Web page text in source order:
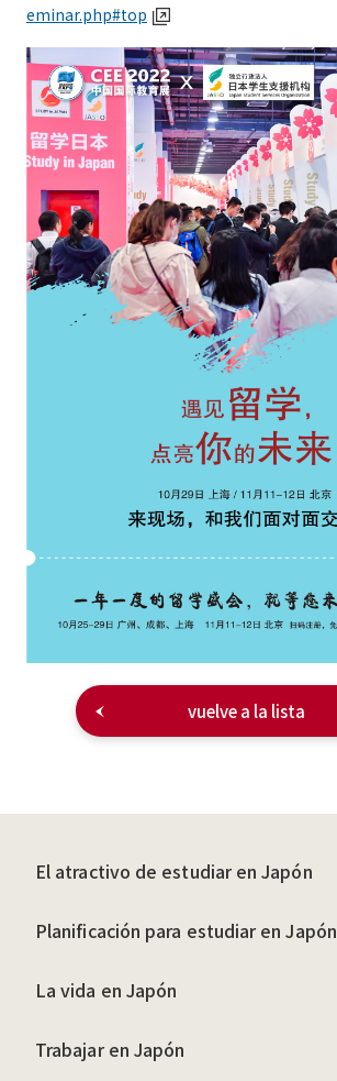
eminar.php#top
vuelve a la lista
El atractivo de estudiar en Japón
Planificación para estudiar en Japón
La vida en Japón
Trabajar en Japón